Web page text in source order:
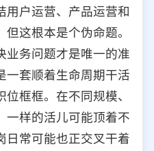
用户运营、产品运营和
这根本是个伪命题。
业务问题才是唯一的准
一套顺着生命周期干活
框框。在不同规模、
一样的活儿可能顶着不
日常可能也正交叉干着